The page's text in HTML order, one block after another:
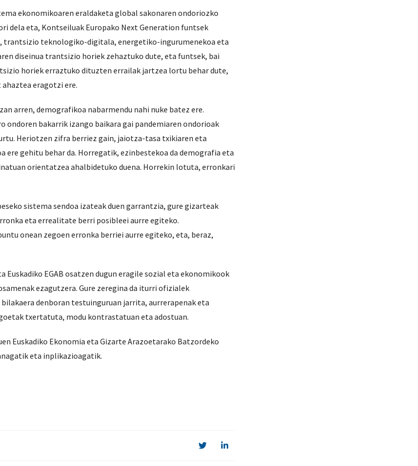
ekonomikoaren eraldaketa global sakonaren ondoriozko
dela eta, Kontseiluak Europako Next Generation funtsek
trantsizio teknologiko-digitala, energetiko-ingurumenekoa eta
diseinua trantsizio horiek zehaztuko dute, eta funtsek, bai
horiek erraztuko dituzten errailak jartzea lortu behar dute,
eragotzi ere.
arren, demografikoa nabarmendu nahi nuke batez ere.
ondoren bakarrik izango baikara gai pandemiaren ondorioak
Heriotzen zifra berriez gain, jaiotza-tasa txikiaren eta
gehitu behar da. Horregatik, ezinbestekoa da demografia eta
orientatzea ahalbidetuko duena. Horrekin lotuta, erronkari
sistema sendoa izateak duen garrantzia, gure gizarteak
eta errealitate berri posibleei aurre egiteko.
onean zegoen erronka berriei aurre egiteko, eta, beraz,
EGAB osatzen dugun eragile sozial eta ekonomikook
ezagutzera. Gure zeregina da iturri ofizialek
denboran testuinguruan jarrita, aurrerapenak eta
txertatuta, modu kontrastatuan eta adostuan.
Euskadiko Ekonomia eta Gizarte Arazoetarako Batzordeko
eta inplikazioagatik.